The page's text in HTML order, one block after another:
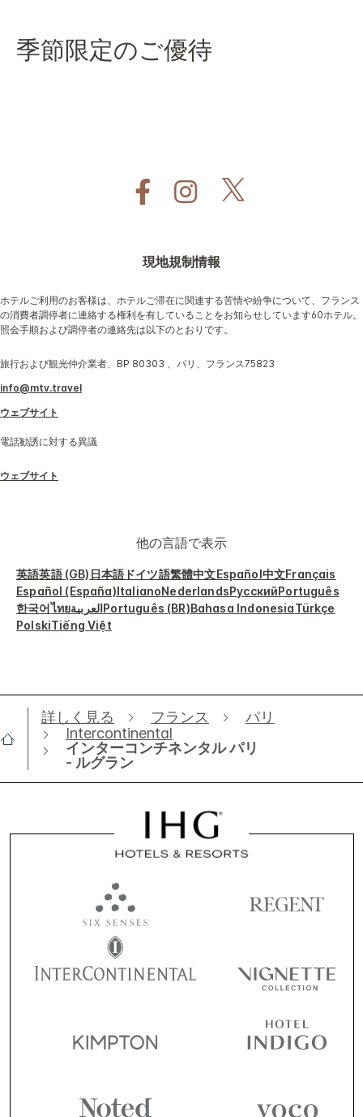
季節限定のご優待
現地規制情報
ホテルご利用のお客様は、ホテルご滞在に関連する苦情や紛争について、フランス
の消費者調停者に連絡する権利を有していることをお知らせしています60ホテル。
照会手順および調停者の連絡先は以下のとおりです。
旅行および観光仲介業者、BP 80303 、パリ、フランス75823
info@mtv.travel
ウェブサイト
電話勧誘に対する異議
ウェブサイト
他の言語で表示
英語英語 (GB) 日本語 ドイツ語繁體中文Español中文Français
Español (España)ItalianoNederlandsРусскийPortuguês
한국어ไทยالعربيةPortuguês (BR)Bahasa IndonesiaTürkçe
PolskiTiếng Việt
詳しく見る フランス
パリ
Intercontinental
インターコンチネンタル パリ
- ルグラン